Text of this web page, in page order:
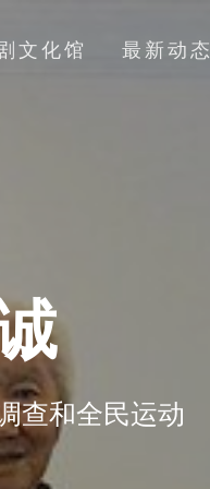
文化馆 最新动态
查和全民运动